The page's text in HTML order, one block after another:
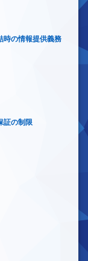
時の情報提供義務
証の制限